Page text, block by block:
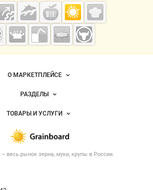
на полезные проекты
Grainboard.ru
— зерно и
мука
и контакты
– весь рынок зерна, муки, крупы в России.
О МАРКЕТПЛЕЙСЕ
Новости Grainboard.ru
Размещение рекламы
Публичная оферта
Контактная информация
обработки персональных данных
РАЗДЕЛЫ
Объявления
Новости рынка
ТОВАРЫ И УСЛУГИ
Крупы
Мука